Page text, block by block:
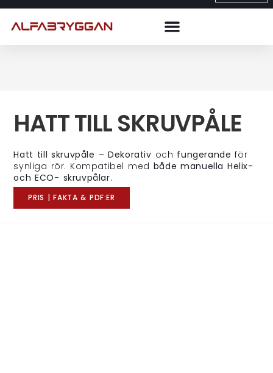
HATT TILL SKRUVPÅLE
Hatt till skruvpåle –Dekorativ och fungerande för
synliga rör. Kompatibel med både manuella Helix-
och ECO- skruvpålar.
PRIS | FAKTA & PDF:ER